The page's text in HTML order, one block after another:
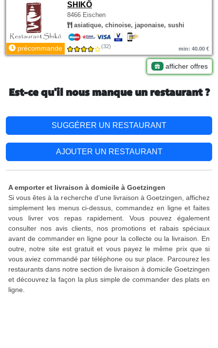
SHIKÔ
8466 Eischen
asiatique, chinoise, japonaise, sushi
précommande (32) min: 40.00 €
afficher offres
Est-ce qu'il nous manque un restaurant ?
SUGGÉRER UN RESTAURANT
AJOUTER UN RESTAURANT
A emporter et livraison à domicile à Goetzingen
Si vous êtes à la recherche d'une livraison à Goetzingen, affichez
simplement les menus ci-dessus, commandez en ligne et faites
vous livrer vos repas rapidement. Vous pouvez également
consulter nos avis clients, nos promotions et rabais spéciaux
avant de commander en ligne pour la collecte ou la livraison. En
outre, notre site est gratuit et vous payez le même prix que si
vous aviez commandé par téléphone ou sur place. Parcourez les
restaurants dans notre section de livraison à domicile Goetzingen
et découvrez la façon la plus simple de commander des plats en
ligne.